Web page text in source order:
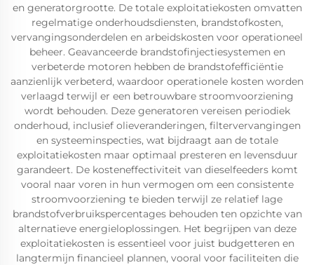
en generatorgrootte. De totale exploitatiekosten omvatten
regelmatige onderhoudsdiensten, brandstofkosten,
vervangingsonderdelen en arbeidskosten voor operationeel
beheer. Geavanceerde brandstofinjectiesystemen en
verbeterde motoren hebben de brandstofefficiëntie
aanzienlijk verbeterd, waardoor operationele kosten worden
verlaagd terwijl er een betrouwbare stroomvoorziening
wordt behouden. Deze generatoren vereisen periodiek
onderhoud, inclusief olieveranderingen, filtervervangingen
en systeeminspecties, wat bijdraagt aan de totale
exploitatiekosten maar optimaal presteren en levensduur
garandeert. De kosteneffectiviteit van dieselfeeders komt
vooral naar voren in hun vermogen om een consistente
stroomvoorziening te bieden terwijl ze relatief lage
brandstofverbruikspercentages behouden ten opzichte van
alternatieve energieloplossingen. Het begrijpen van deze
exploitatiekosten is essentieel voor juist budgetteren en
langtermijn financieel plannen, vooral voor faciliteiten die